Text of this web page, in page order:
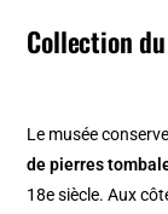
Collection du
Le musée
de pierres
18e siècle. Aux